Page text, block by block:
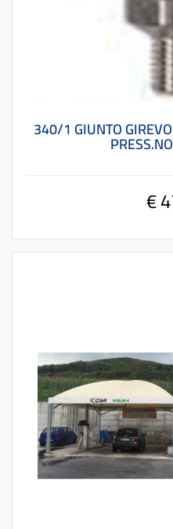
340/1 GIUNTO
€